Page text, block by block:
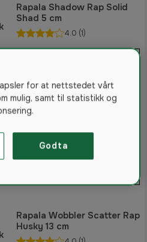
Rapala Shadow Rap Solid
Shad 5 cm
4.0 (1)
139 kr
Rapala Wobbler Scatter Rap
Husky 13 cm
for at nettstedet vårt
mulig, samt til statistikk og
Godta